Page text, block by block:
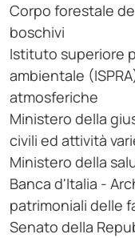
Corpo forestale
boschivi
Istituto superiore
ambientale
atmosferiche
Ministero della
civili ed attività
Ministero della
Banca d'Italia -
patrimoniali delle
Senato della